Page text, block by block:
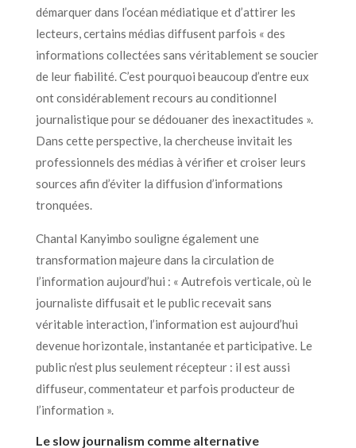
démarquer dans l’océan médiatique et d’attirer les
lecteurs, certains médias diffusent parfois « des
informations collectées sans véritablement se soucier
de leur fiabilité. C’est pourquoi beaucoup d’entre eux
ont considérablement recours au conditionnel
journalistique pour se dédouaner des inexactitudes ».
Dans cette perspective, la chercheuse invitait les
professionnels des médias à vérifier et croiser leurs
sources afin d’éviter la diffusion d’informations
tronquées.
Chantal Kanyimbo souligne également une
transformation majeure dans la circulation de
l’information aujourd’hui : « Autrefois verticale, où le
journaliste diffusait et le public recevait sans
véritable interaction, l’information est aujourd’hui
devenue horizontale, instantanée et participative. Le
public n’est plus seulement récepteur : il est aussi
diffuseur, commentateur et parfois producteur de
l’information ».
Le slow journalism comme alternative